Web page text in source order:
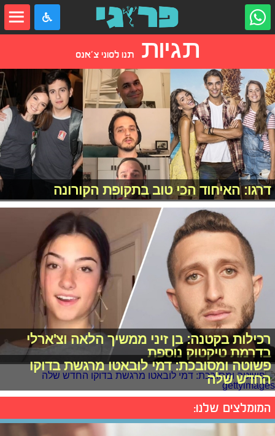
תגיותתנו לסוני צ'אנס
דרגו: האיחוד הכי טוב בתקופת הקורונה
רכילות בקטנה: בן זיני ממשיך הלאה וצ'ארלי
בדרמת טיקטוק נוספת
פשוטה ומסובכת: דמי לובאטו מרגשת בדוקו
החדש שלה
המומלצים שלנו: